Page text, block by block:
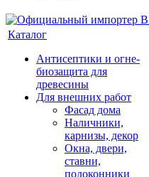
Каталог
Антисептики и огне-
биозащита для
древесины
Для внешних работ
Фасад дома
Наличники,
карнизы, декор
Окна, двери,
ставни,
подоконники